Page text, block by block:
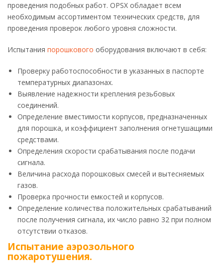
проведения подобных работ. OPSX обладает всем
необходимым ассортиментом технических средств, для
проведения проверок любого уровня сложности.
Испытания порошкового оборудования включают в себя:
Проверку работоспособности в указанных в паспорте
температурных диапазонах.
Выявление надежности крепления резьбовых
соединений.
Определение вместимости корпусов, предназначенных
для порошка, и коэффициент заполнения огнетушащими
средствами.
Определения скорости срабатывания после подачи
сигнала.
Величина расхода порошковых смесей и вытесняемых
газов.
Проверка прочности емкостей и корпусов.
Определение количества положительных срабатываний
после получения сигнала, их число равно 32 при полном
отсутствии отказов.
Испытание аэрозольного
пожаротушения.